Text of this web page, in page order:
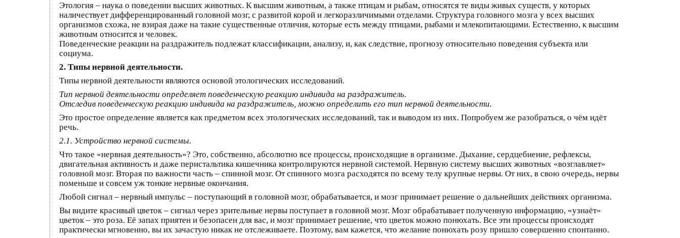
Этология – наука о поведении высших животных. К высшим животным, а также птицам и рыбам, относятся те виды живых существ, у которых
наличествует дифференцированный головной мозг, с развитой корой и легкоразличимыми отделами. Структура головного мозга у всех высших
организмов схожа, не взирая даже на такие существенные отличия, которые есть между птицами, рыбами и млекопитающими. Естественно, к высшим
животным относится и человек.
Поведенческие реакции на раздражитель подлежат классификации, анализу, и, как следствие, прогнозу относительно поведения субъекта или
социума.
2. Типы нервной деятельности.
Типы нервной деятельности являются основой этологических исследований.
Тип нервной деятельности определяет поведенческую реакцию индивида на раздражитель.
Отследив поведенческую реакцию индивида на раздражитель, можно определить его тип нервной деятельности.
Это простое определение является как предметом всех этологических исследований, так и выводом из них. Попробуем же разобраться, о чём идёт
речь.
2.1. Устройство нервной системы.
Что такое «нервная деятельность»? Это, собственно, абсолютно все процессы, происходящие в организме. Дыхание, сердцебиение, рефлексы,
двигательная активность и даже перистальтика кишечника контролируются нервной системой. Нервную систему высших животных «возглавляет»
головной мозг. Вторая по важности часть – спинной мозг. От спинного мозга расходятся по всему телу крупные нервы. От них, в свою очередь, нервы
поменьше и совсем уж тонкие нервные окончания.
Любой сигнал – нервный импульс – поступающий в головной мозг, обрабатывается, и мозг принимает решение о дальнейших действиях организма.
Вы видите красивый цветок – сигнал через зрительные нервы поступает в головной мозг. Мозг обрабатывает полученную информацию, «узнаёт»
цветок – это роза. Её запах приятен и безопасен для вас, и мозг принимает решение, что цветок можно понюхать. Все эти процессы происходят
практически мгновенно, вы их зачастую никак не отслеживаете. Поэтому, вам кажется, что желание понюхать розу пришло совершенно спонтанно.